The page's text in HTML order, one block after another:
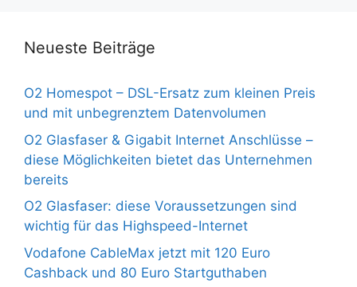
Neueste Beiträge
O2 Homespot – DSL-Ersatz zum kleinen Preis
und mit unbegrenztem Datenvolumen
O2 Glasfaser & Gigabit Internet Anschlüsse –
diese Möglichkeiten bietet das Unternehmen
bereits
O2 Glasfaser: diese Voraussetzungen sind
wichtig für das Highspeed-Internet
Vodafone CableMax jetzt mit 120 Euro
Cashback und 80 Euro Startguthaben